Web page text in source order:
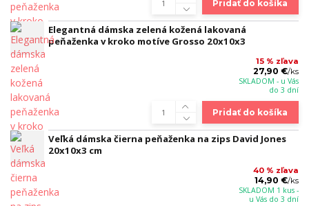
Pridať do košíka
Elegantná dámska zelená kožená lakovaná
peňaženka v kroko motíve Grosso 20x10x3
15 % zľava
27,90 €/ks
SKLADOM - u Vás
do 3 dní
Pridať do košíka
Veľká dámska čierna peňaženka na zips David Jones
20x10x3 cm
40 % zľava
14,90 €/ks
SKLADOM 1 kus -
u Vás do 3 dní